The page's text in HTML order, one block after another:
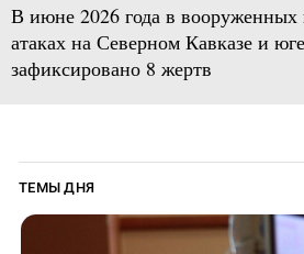
В июне 2026 года в вооруженных
атаках на Северном Кавказе и
зафиксировано 8 жертв
ТЕМЫ ДНЯ